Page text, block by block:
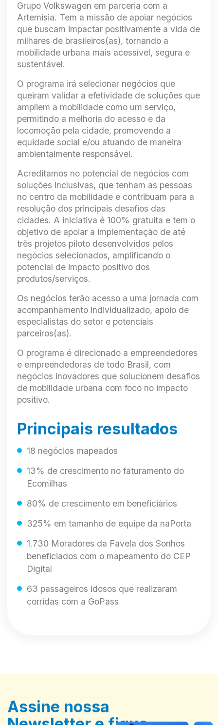
Grupo Volkswagen em parceria com a
Artemisia. Tem a missão de apoiar negócios
que buscam impactar positivamente a vida de
milhares de brasileiros(as), tornando a
mobilidade urbana mais acessível, segura e
sustentável.
O programa irá selecionar negócios que
queiram validar a efetividade de soluções que
ampliem a mobilidade como um serviço,
permitindo a melhoria do acesso e da
locomoção pela cidade, promovendo a
equidade social e/ou atuando de maneira
ambientalmente responsável.
Acreditamos no potencial de negócios com
soluções inclusivas, que tenham as pessoas
no centro da mobilidade e contribuam para a
resolução dos principais desafios das
cidades. A iniciativa é 100% gratuita e tem o
objetivo de apoiar a implementação de até
três projetos piloto desenvolvidos pelos
negócios selecionados, amplificando o
potencial de impacto positivo dos
produtos/serviços.
Os negócios terão acesso a uma jornada com
acompanhamento individualizado, apoio de
especialistas do setor e potenciais
parceiros(as).
O programa é direcionado a empreendedores
e empreendedoras de todo Brasil, com
negócios inovadores que solucionem desafios
de mobilidade urbana com foco no impacto
positivo.
Principais resultados
18 negócios mapeados
13% de crescimento no faturamento do
Ecomilhas
80% de crescimento em beneficiários
325% em tamanho de equipe da naPorta
1.730 Moradores da Favela dos Sonhos
beneficiados com o mapeamento do CEP
Digital
63 passageiros idosos que realizaram
corridas com a GoPass
Assine nossa